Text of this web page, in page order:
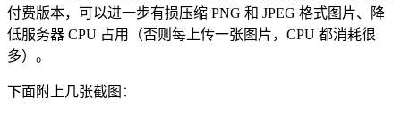
付费版本，可以进一步有损压缩 PNG 和 JPEG 格式图片、降
低服务器 CPU 占用（否则每上传一张图片，CPU 都消耗很
多）。
下面附上几张截图：